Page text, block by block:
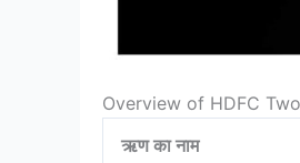
Overview of HDFC
ऋण का नाम